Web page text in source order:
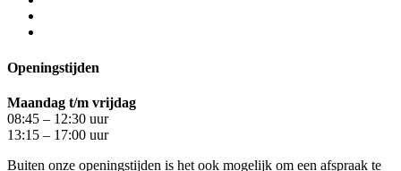
Openingstijden
Maandag t/m vrijdag
08:45 – 12:30 uur
13:15 – 17:00 uur
Buiten onze openingstijden is het ook mogelijk om een afspraak te